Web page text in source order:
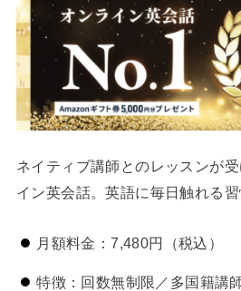
ネイティブ講師とのレッスンが
イン英会話。英語に毎日触れる習
月額料金：7,480円（税込）
特徴：回数無制限／多国籍講